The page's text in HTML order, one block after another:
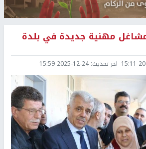
مشاغل مهنية جديدة في بلدة
اخر تحديث:2025-12-24 15:59